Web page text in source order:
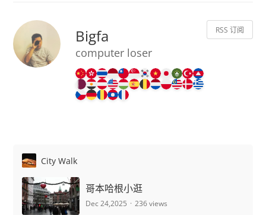
Bigfa
computer loser
RSS 订阅
City Walk
哥本哈根小逛
Dec 24,2025 236 views